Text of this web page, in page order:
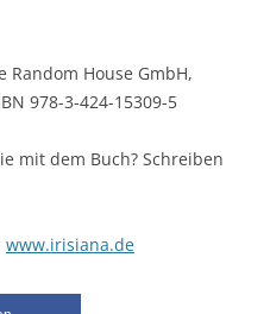
Random House GmbH,
978-3-424-15309-5
mit dem Buch? Schreiben
www.irisiana.de